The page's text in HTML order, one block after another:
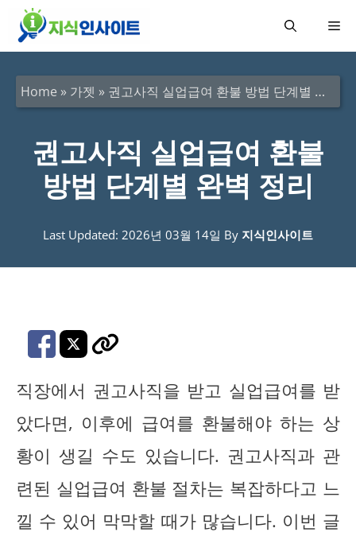
메
Home » 가젯 » 권고사직 실업급여 환불 방법 단계별 완벽 정리
권고사직 실업급여 환불
방법 단계별 완벽 정리
Last Updated: 2026년 03월 14일 By 지식인사이트
직장에서 권고사직을 받고 실업급여를 받
았다면, 이후에 급여를 환불해야 하는 상
황이 생길 수도 있습니다. 권고사직과 관
련된 실업급여 환불 절차는 복잡하다고 느
낄 수 있어 막막할 때가 많습니다. 이번 글